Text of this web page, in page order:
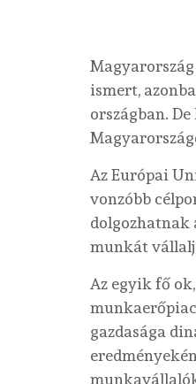
ismert,
országban.
Az Európai
vonzóbb
dolgozhatnak
munkát
Az egyik fő
gazdasága